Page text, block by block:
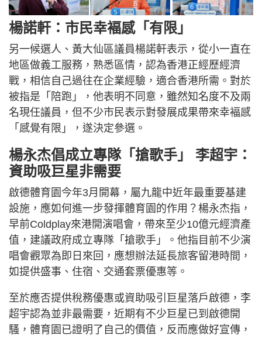
楊諾軒：市民幸褔感「有限」
另一候選人、黃大仙區議員楊諾軒表示，從小一直在
地區做義工服務，熟悉區情，認為香港正經歷經濟
戰，相信自己過往在企業經驗，適合香港所需。對於
被指是「陪跑」，他表明不同意，雖然知名度不及兩
名現任議員，但不少市民表示對發展成果帶來幸褔感
「感覺有限」，遂決定參選。
楊永杰倡成立專隊「搶歌手」 李超宇：
資助吸巨星非需要
啟德體育園今年3月開幕，屬九龍中近年最重要基建
設施，應如何進一步發揮體育園的作用？楊永杰指，
早前Coldplay來港開演唱會，帶來至少10億元經濟產
值，建議政府成立專隊「搶歌手」。他指目前不少演
唱會觀眾為即日來回，應想辦法延長旅客留港時間，
如提供盛事、住宿、交通套票優惠等。
至於應否提供稅務優惠或資助吸引巨星落戶啟德，李
超宇認為並非最需要，近期有不少巨星已到啟德開
騷，體育園已證明了自己的價值，反而應做好宣傳，